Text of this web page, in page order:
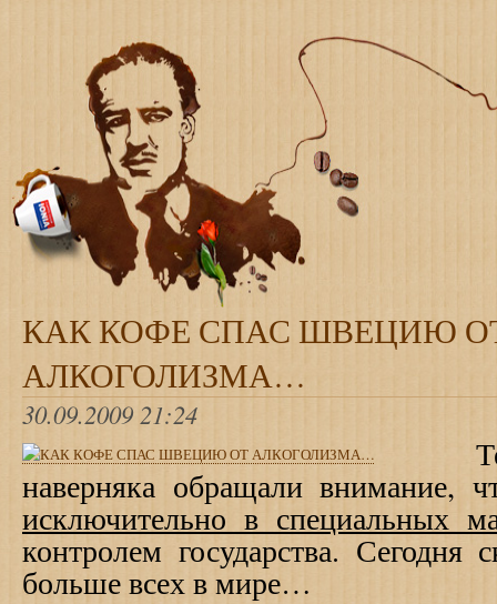
КАК КОФЕ СПАС ШВЕЦИЮ
АЛКОГОЛИЗМА…
30.09.2009 21:24
наверняка обращали внимание,
исключительно в специальных
контролем государства. Сегодня
больше всех в мире…